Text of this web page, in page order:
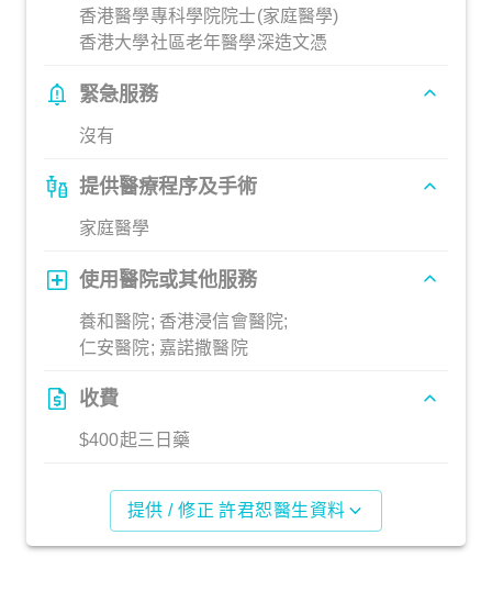
香港醫學專科學院院士(家庭醫學)
香港大學社區老年醫學深造文憑
緊急服務
沒有
提供醫療程序及手術
家庭醫學
使用醫院或其他服務
養和醫院; 香港浸信會醫院;
仁安醫院; 嘉諾撒醫院
收費
$400起三日藥
提供 / 修正 許君恕醫生資料